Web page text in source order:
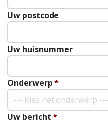
Uw postcode
Uw huisnummer
Onderwerp *
--- Kies het onderwerp ---
Uw bericht *